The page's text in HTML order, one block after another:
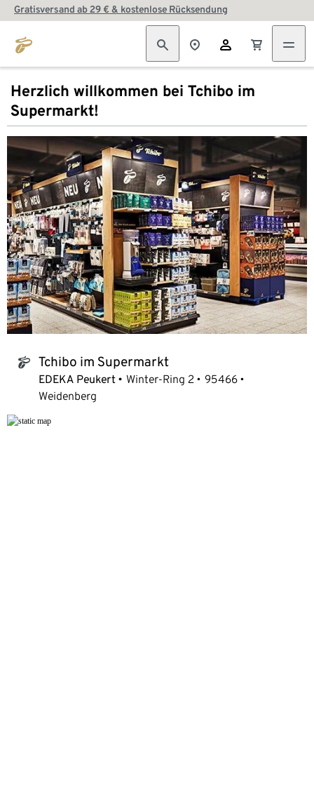
Gratisversand ab 29 € & kostenlose Rücksendung
Herzlich willkommen bei Tchibo im
Supermarkt!
tchibo_logo Tchibo im Supermarkt
EDEKA Peukert Winter-Ring 2
95466
Weidenberg